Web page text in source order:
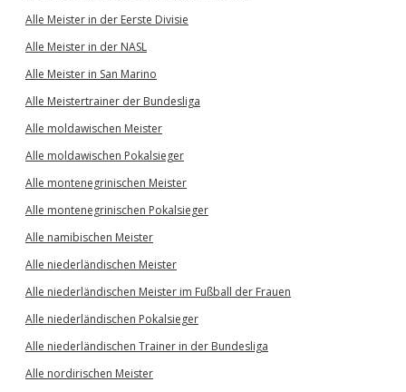
Alle Meister in der Eerste Divisie
Alle Meister in der NASL
Alle Meister in San Marino
Alle Meistertrainer der Bundesliga
Alle moldawischen Meister
Alle moldawischen Pokalsieger
Alle montenegrinischen Meister
Alle montenegrinischen Pokalsieger
Alle namibischen Meister
Alle niederländischen Meister
Alle niederländischen Meister im Fußball der Frauen
Alle niederländischen Pokalsieger
Alle niederländischen Trainer in der Bundesliga
Alle nordirischen Meister